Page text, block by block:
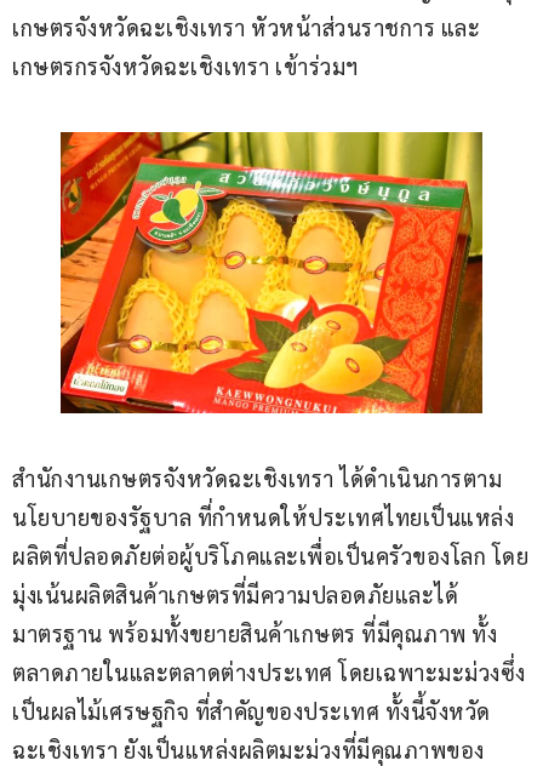
เกษตรจังหวัดฉะเชิงเทรา หัวหน้าส่วนราชการ และ
เกษตรกรจังหวัดฉะเชิงเทรา เข้าร่วมฯ
สำนักงานเกษตรจังหวัดฉะเชิงเทรา ได้ดำเนินการตาม
นโยบายของรัฐบาล ที่กำหนดให้ประเทศไทยเป็นแหล่ง
ผลิตที่ปลอดภัยต่อผู้บริโภคและเพื่อเป็นครัวของโลก โดย
มุ่งเน้นผลิตสินค้าเกษตรที่มีความปลอดภัยและได้
มาตรฐาน พร้อมทั้งขยายสินค้าเกษตร ที่มีคุณภาพ ทั้ง
ตลาดภายในและตลาดต่างประเทศ โดยเฉพาะมะม่วงซึ่ง
เป็นผลไม้เศรษฐกิจ ที่สำคัญของประเทศ ทั้งนี้จังหวัด
ฉะเชิงเทรา ยังเป็นแหล่งผลิตมะม่วงที่มีคุณภาพของ